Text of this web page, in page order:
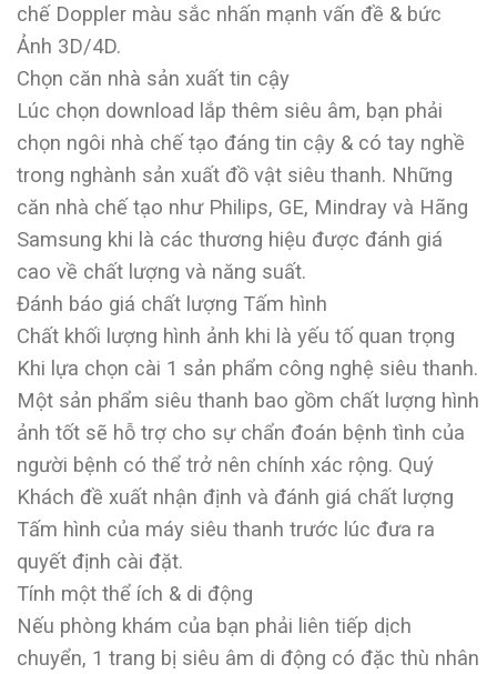
chế Doppler màu sắc nhấn mạnh vấn đề & bức
Ảnh 3D/4D.
Chọn căn nhà sản xuất tin cậy
Lúc chọn download lắp thêm siêu âm, bạn phải
chọn ngôi nhà chế tạo đáng tin cậy & có tay nghề
trong nghành sản xuất đồ vật siêu thanh. Những
căn nhà chế tạo như Philips, GE, Mindray và Hãng
Samsung khi là các thương hiệu được đánh giá
cao về chất lượng và năng suất.
Đánh báo giá chất lượng Tấm hình
Chất khối lượng hình ảnh khi là yếu tố quan trọng
Khi lựa chọn cài 1 sản phẩm công nghệ siêu thanh.
Một sản phẩm siêu thanh bao gồm chất lượng hình
ảnh tốt sẽ hỗ trợ cho sự chẩn đoán bệnh tình của
người bệnh có thể trở nên chính xác rộng. Quý
Khách đề xuất nhận định và đánh giá chất lượng
Tấm hình của máy siêu thanh trước lúc đưa ra
quyết định cài đặt.
Tính một thể ích & di động
Nếu phòng khám của bạn phải liên tiếp dịch
chuyển, 1 trang bị siêu âm di động có đặc thù nhân